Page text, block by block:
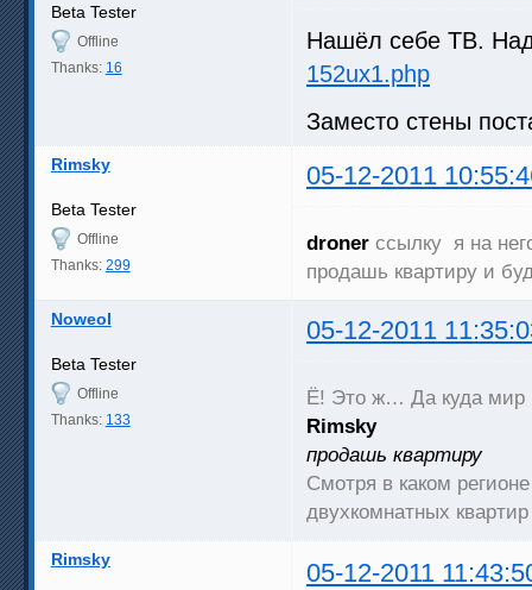
Beta Tester
Offline
Thanks: 16
Нашёл себе ТВ.
152ux1.php
Заместо стены
Rimsky 05-12-2011
Beta Tester
Offline
Thanks: 299
droner ссылку я на
продашь квартиру и
Noweol 05-12-2011
Beta Tester
Offline
Thanks: 133
Ё! Это ж… Да куда мир
Rimsky
продашь квартиру
Смотря в каком
двухкомнатных
Rimsky 05-12-2011